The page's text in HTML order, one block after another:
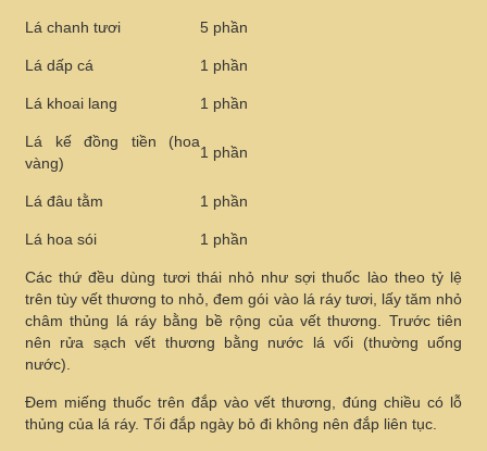
Lá chanh tươi 5 phần
Lá dấp cá 1 phần
Lá khoai lang 1 phần
Lá kế đồng tiền (hoa
vàng)
1 phần
Lá đâu tằm 1 phần
Lá hoa sói 1 phần
Các thứ đều dùng tươi thái nhỏ như sợi thuốc lào theo tỷ lệ
trên tùy vết thương to nhỏ, đem gói vào lá ráy tươi, lấy tăm nhỏ
châm thủng lá ráy bằng bề rộng của vết thương. Trước tiên
nên rửa sạch vết thương bằng nước lá vối (thường uống
nước).
Đem miếng thuốc trên đắp vào vết thương, đúng chiều có lỗ
thủng của lá ráy. Tối đắp ngày bỏ đi không nên đắp liên tục.